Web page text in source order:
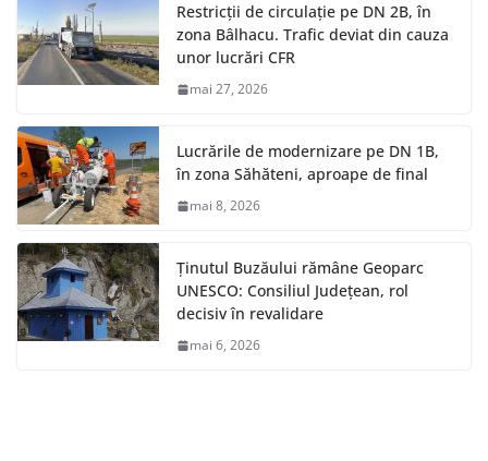
Restricții de circulație pe DN 2B, în
zona Bâlhacu. Trafic deviat din cauza
unor lucrări CFR
mai 27, 2026
Lucrările de modernizare pe DN 1B,
în zona Săhăteni, aproape de final
mai 8, 2026
Ținutul Buzăului rămâne Geoparc
UNESCO: Consiliul Județean, rol
decisiv în revalidare
mai 6, 2026